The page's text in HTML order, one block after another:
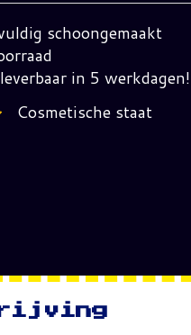
schoongemaakt
in 5 werkdagen!
Cosmetische staat